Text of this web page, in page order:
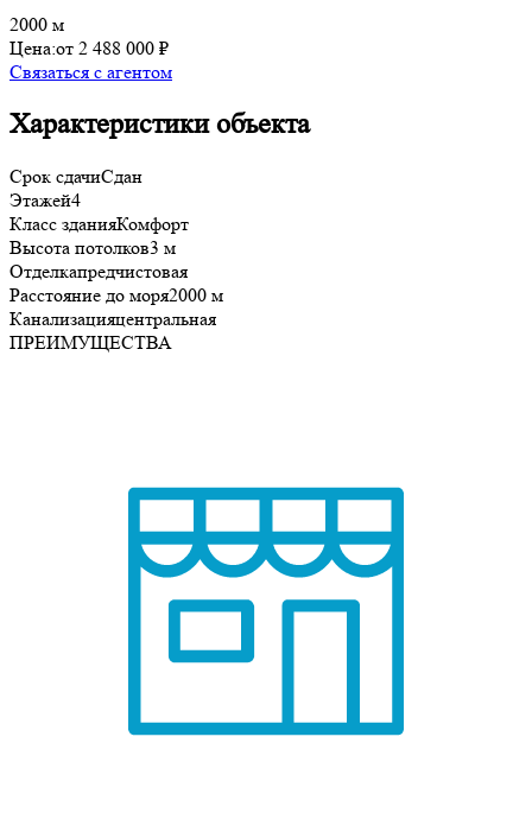
2000 м
Цена:от 2 488 000 ₽
Связаться с агентом
Характеристики объекта
Срок сдачиСдан
Этажей4
Класс зданияКомфорт
Высота потолков3 м
Отделкапредчистовая
Расстояние до моря2000 м
Канализацияцентральная
ПРЕИМУЩЕСТВА